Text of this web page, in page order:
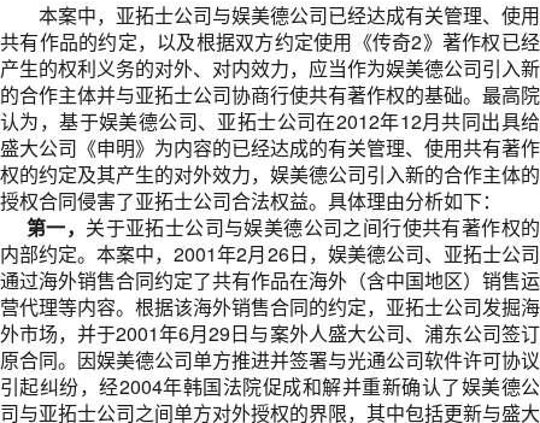
本案中，亚拓士公司与娱美德公司已经达成有关管理、使用
共有作品的约定，以及根据双方约定使用《传奇2》著作权已经
产生的权利义务的对外、对内效力，应当作为娱美德公司引入新
的合作主体并与亚拓士公司协商行使共有著作权的基础。最高院
认为，基于娱美德公司、亚拓士公司在2012年12月共同出具给
盛大公司《申明》为内容的已经达成的有关管理、使用共有著作
权的约定及其产生的对外效力，娱美德公司引入新的合作主体的
授权合同侵害了亚拓士公司合法权益。具体理由分析如下：
第一， 关于亚拓士公司与娱美德公司之间行使共有著作权的
内部约定。本案中，2001年2月26日，娱美德公司、亚拓士公司
通过海外销售合同约定了共有作品在海外（含中国地区）销售运
营代理等内容。根据该海外销售合同的约定，亚拓士公司发掘海
外市场，并于2001年6月29日与案外人盛大公司、浦东公司签订
原合同。因娱美德公司单方推进并签署与光通公司软件许可协议
引起纠纷，经2004年韩国法院促成和解并重新确认了娱美德公
司与亚拓士公司之间单方对外授权的界限，其中包括更新与盛大